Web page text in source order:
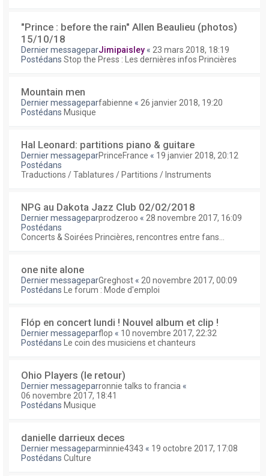
"Prince : before the rain" Allen Beaulieu (photos)
15/10/18
Dernier messageparJimipaisley « 23 mars 2018, 18:19
Postédans Stop the Press : Les dernières infos Princières
Mountain men
Dernier messageparfabienne « 26 janvier 2018, 19:20
Postédans Musique
Hal Leonard: partitions piano & guitare
Dernier messageparPrinceFrance « 19 janvier 2018, 20:12
Postédans
Traductions / Tablatures / Partitions / Instruments
NPG au Dakota Jazz Club 02/02/2018
Dernier messageparprodzeroo « 28 novembre 2017, 16:09
Postédans
Concerts & Soirées Princières, rencontres entre fans...
one nite alone
Dernier messageparGreghost « 20 novembre 2017, 00:09
Postédans
Le forum : Mode d'emploi
Flóp en concert lundi ! Nouvel album et clip !
Dernier messageparflop « 10 novembre 2017, 22:32
Postédans
Le coin des musiciens et chanteurs
Ohio Players (le retour)
Dernier messageparronnie talks to francia «
06 novembre 2017, 18:41
Postédans Musique
danielle darrieux deces
Dernier messageparminnie4343 « 19 octobre 2017, 17:08
Postédans Culture